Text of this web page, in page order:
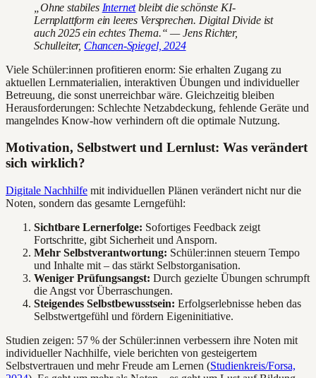
„Ohne stabiles Internetbleibt die schönste KI-
Lernplattform ein leeres Versprechen. Digital Divide ist
auch 2025 ein echtes Thema.“ — Jens Richter,
Schulleiter, Chancen-Spiegel, 2024
Viele Schüler:innen profitieren enorm: Sie erhalten Zugang zu
aktuellen Lernmaterialien, interaktiven Übungen und individueller
Betreuung, die sonst unerreichbar wäre. Gleichzeitig bleiben
Herausforderungen: Schlechte Netzabdeckung, fehlende Geräte und
mangelndes Know-how verhindern oft die optimale Nutzung.
Motivation, Selbstwert und Lernlust: Was verändert
sich wirklich?
Digitale Nachhilfe mit individuellen Plänen verändert nicht nur die
Noten, sondern das gesamte Lerngefühl:
Sichtbare Lernerfolge: Sofortiges Feedback zeigt
Fortschritte, gibt Sicherheit und Ansporn.
Mehr Selbstverantwortung: Schüler:innen steuern Tempo
und Inhalte mit – das stärkt Selbstorganisation.
Weniger Prüfungsangst: Durch gezielte Übungen schrumpft
die Angst vor Überraschungen.
Steigendes Selbstbewusstsein: Erfolgserlebnisse heben das
Selbstwertgefühl und fördern Eigeninitiative.
Studien zeigen: 57 % der Schüler:innen verbessern ihre Noten mit
individueller Nachhilfe, viele berichten von gesteigertem
Selbstvertrauen und mehr Freude am Lernen (Studienkreis/Forsa,